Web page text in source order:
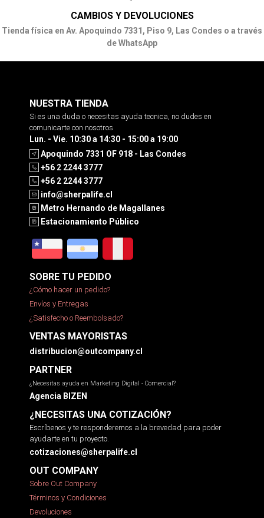
CAMBIOS Y DEVOLUCIONES
Tienda física en Av. Apoquindo 7331, Piso 9, Las Condes o a través
de WhatsApp
NUESTRA TIENDA
Si es una duda o necesitas ayuda tecnica, no dudes en
comunicarte con nosotros
Lun. - Vie. 10:30 a 14:30 - 15:00 a 19:00
Apoquindo 7331 OF 918 - Las Condes
+56 2 2244 3777
+56 2 2244 3777
info@sherpalife.cl
Metro Hernando de Magallanes
Estacionamiento Público
SOBRE TU PEDIDO
¿Cómo hacer un pedido?
Envíos y Entregas
¿Satisfecho o Reembolsado?
VENTAS MAYORISTAS
distribucion@outcompany.cl
PARTNER
¿Necesitas ayuda en Marketing Digital - Comercial?
Agencia BIZEN
¿NECESITAS UNA COTIZACIÓN?
Escríbenos y te responderemos a la brevedad para poder
ayudarte en tu proyecto.
cotizaciones@sherpalife.cl
OUT COMPANY
Sobre Out Company
Términos y Condiciones
Devoluciones